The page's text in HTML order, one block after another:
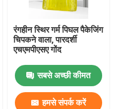
रंगहीन स्थिर गर्म पिघल पैकेजिंग
चिपकने वाला, पारदर्शी
एचएमपीएसए गोंद
सबसे अच्छी कीमत
हमसे संपर्क करें